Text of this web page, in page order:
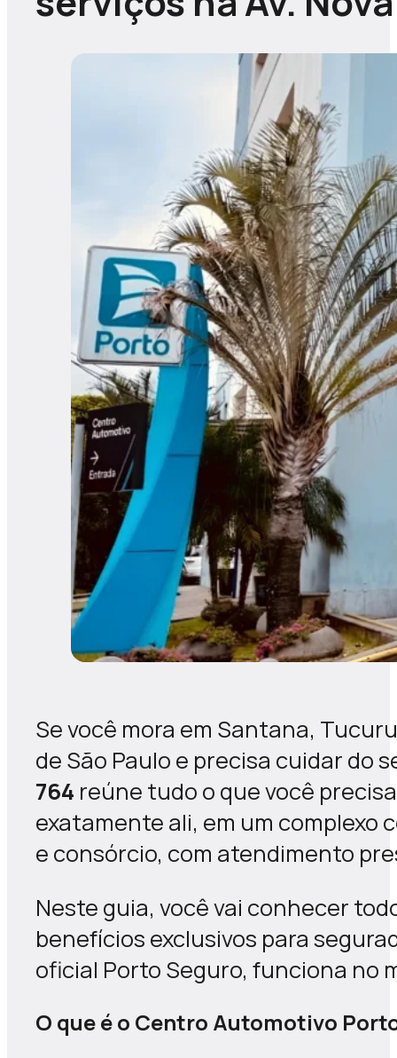
Se você mora em Santana,
de São Paulo e precisa cuidar
764 reúne tudo o que você
exatamente ali, em um complexo
e consórcio, com atendimento
Neste guia, você vai conhecer
benefícios exclusivos para
oficial Porto Seguro, funciona no
O que é o Centro Automotivo